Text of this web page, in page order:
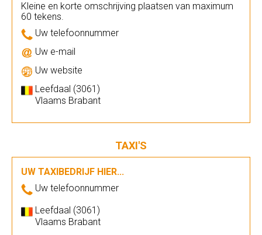
Kleine en korte omschrijving plaatsen van maximum
60 tekens.
Uw telefoonnummer
Uw e-mail
Uw website
Leefdaal (3061)
Vlaams Brabant
TAXI'S
UW TAXIBEDRIJF HIER...
Uw telefoonnummer
Leefdaal (3061)
Vlaams Brabant